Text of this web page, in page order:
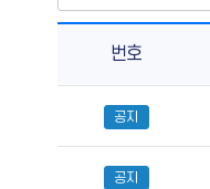
사
번호
공지
공지